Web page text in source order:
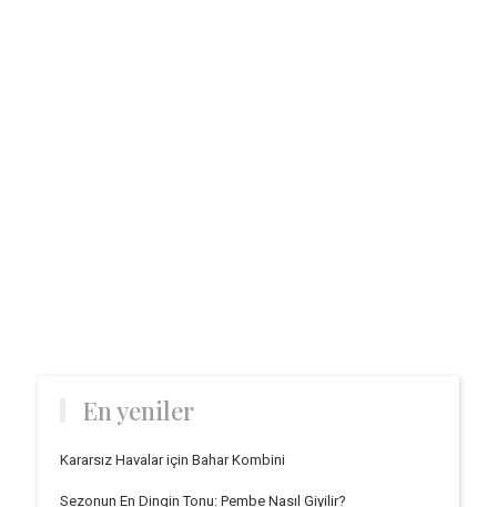
En yeniler
Kararsız Havalar için Bahar Kombini
Sezonun En Dingin Tonu: Pembe Nasıl Giyilir?